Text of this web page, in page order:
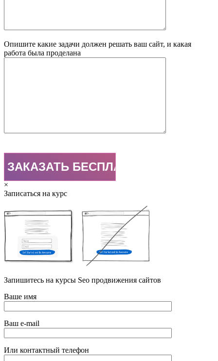
Опишите какие задачи должен решать ваш сайт, и какая
работа была проделана
×
Записаться на курс
Запишитесь на курсы Seo продвижения сайтов
Ваше имя
Ваш e-mail
Или контактный телефон